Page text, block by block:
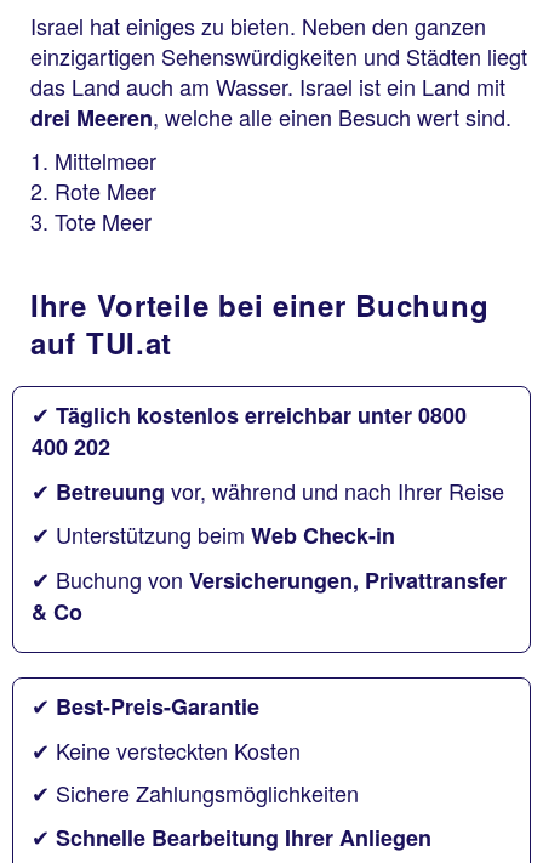
Israel hat einiges zu bieten. Neben den ganzen
einzigartigen Sehenswürdigkeiten und Städten liegt
das Land auch am Wasser. Israel ist ein Land mit
drei Meeren, welche alle einen Besuch wert sind.
Mittelmeer
Rote Meer
Tote Meer
Ihre Vorteile bei einer Buchung
auf TUI.at
✔ Täglich kostenlos erreichbar unter 0800
400 202
✔ Betreuung vor, während und nach Ihrer Reise
✔ Unterstützung beim Web Check-in
✔ Buchung von Versicherungen, Privattransfer
& Co
✔ Best-Preis-Garantie
✔ Keine versteckten Kosten
✔ Sichere Zahlungsmöglichkeiten
✔ Schnelle Bearbeitung Ihrer Anliegen